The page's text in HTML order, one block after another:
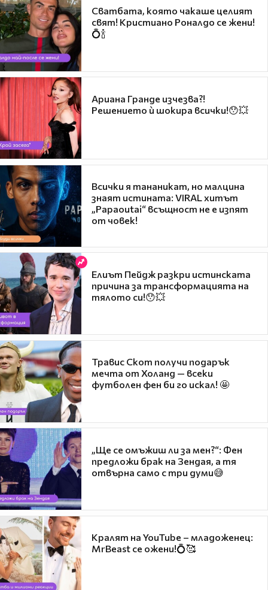
Сватбата, която чакаше целият
свят! Кристиано Роналдо се жени!
💍🍾
Ариана Гранде изчезва?!
Решението ѝ шокира всички!😯💥
Всички я тананикат, но малцина
знаят истината: VIRAL хитът
„Papaoutai“ всъщност не е изпят
от човек!
Елиът Пейдж разкри истинската
причина за трансформацията на
тялото си!😯💥
Травис Скот получи подарък
мечта от Холанд — всеки
футболен фен би го искал! 🤩
„Ще се омъжиш ли за мен?“: Фен
предложи брак на Зендая, а тя
отвърна само с три думи😅
Кралят на YouTube – младоженец:
MrBeast се ожени!💍🥰